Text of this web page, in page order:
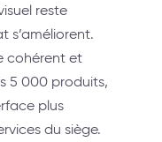
reste
s’améliorent.
cohérent et
5 000 produits,
plus
du siège.